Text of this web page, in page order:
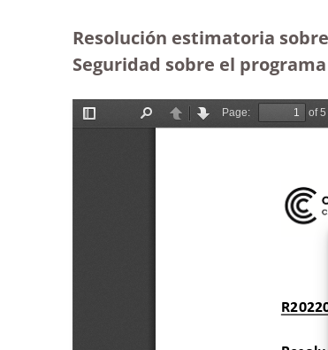
Resolución estimatoria
Seguridad sobre el